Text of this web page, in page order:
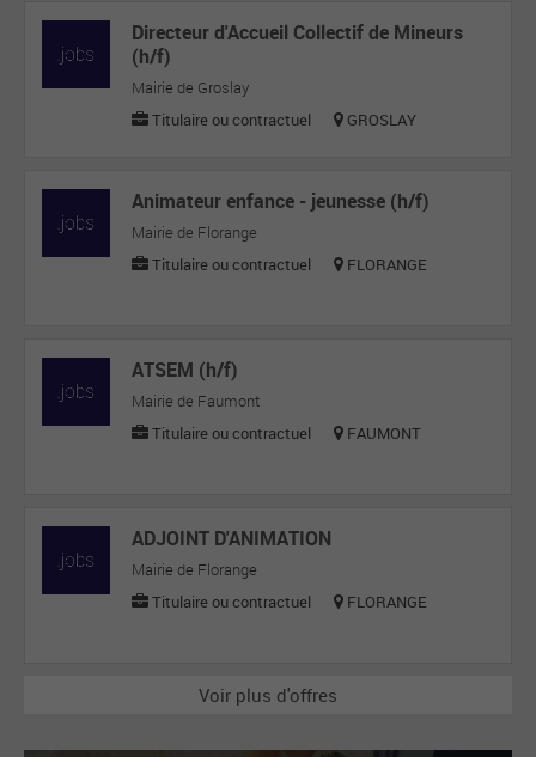
Directeur d'Accueil Collectif de Mineurs
(h/f)
Mairie de Groslay
Titulaire ou contractuel
GROSLAY
Animateur enfance - jeunesse (h/f)
Mairie de Florange
Titulaire ou contractuel
FLORANGE
ATSEM (h/f)
Mairie de Faumont
Titulaire ou contractuel
FAUMONT
ADJOINT D'ANIMATION
Mairie de Florange
Titulaire ou contractuel
FLORANGE
Voir plus d'offres